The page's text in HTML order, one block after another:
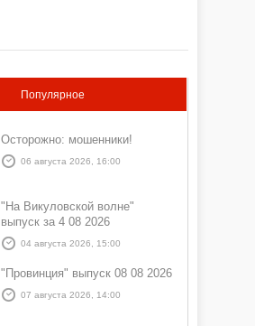
Популярное
Осторожно: мошенники!
06 августа 2026, 16:00
"На Викуловской волне"
выпуск за 4 08 2026
04 августа 2026, 15:00
"Провинция" выпуск 08 08 2026
07 августа 2026, 14:00